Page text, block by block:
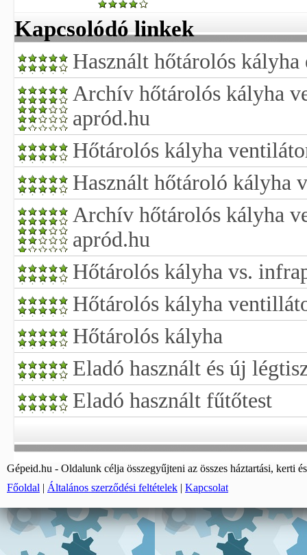
Kapcsolódó linkek
Használt hőtárolós kályha
Archív hőtárolós kályha
apród.hu
Hőtárolós kályha
Használt hőtároló kályha
Archív hőtárolós kályha
apród.hu
Hőtárolós kályha vs.
Hőtárolós kályha
Hőtárolós kályha
Eladó használt és új
Eladó használt fűtőtest
Gépeid.hu - Oldalunk célja összegyűjteni az összes háztartási, kerti
Főoldal | Általános szerződési feltételek | Kapcsolat